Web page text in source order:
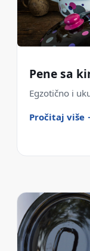
Pene sa
Egzotično i
Pročitaj više